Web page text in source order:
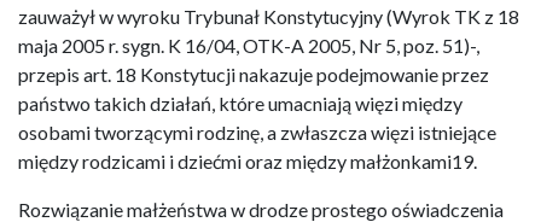
zauważył w wyroku Trybunał Konstytucyjny (Wyrok TK z 18
maja 2005 r. sygn. K 16/04, OTK-A 2005, Nr 5, poz. 51)-,
przepis art. 18 Konstytucji nakazuje podejmowanie przez
państwo takich działań, które umacniają więzi między
osobami tworzącymi rodzinę, a zwłaszcza więzi istniejące
między rodzicami i dziećmi oraz między małżonkami19.
Rozwiązanie małżeństwa w drodze prostego oświadczenia